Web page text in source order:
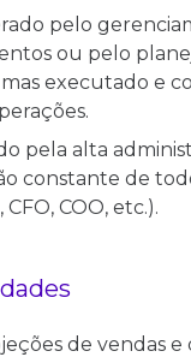
pelo
ou pelo
executado e
pela alta
constante de
CFO, COO, etc.).
de vendas